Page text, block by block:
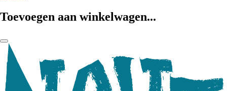
Toevoegen aan winkelwagen...